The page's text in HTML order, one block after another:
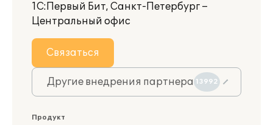
1С:Первый Бит, Санкт-Петербург –
Центральный офис
Связаться
Другие внедрения партнера 13992
Продукт